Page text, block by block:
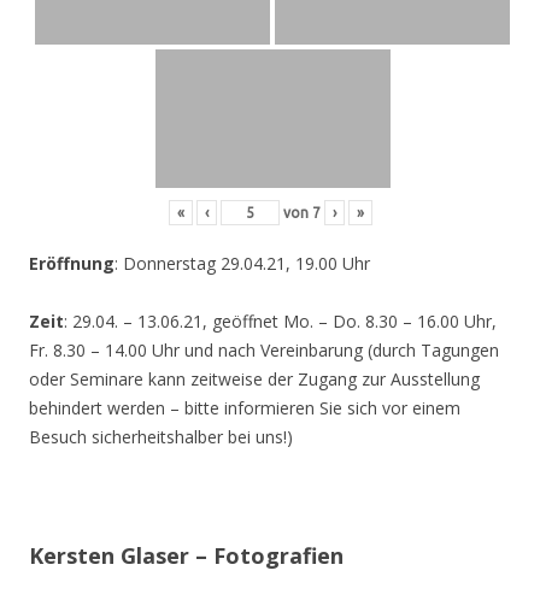
« ‹ von 7 › »
Eröffnung: Donnerstag 29.04.21, 19.00 Uhr
Zeit: 29.04. – 13.06.21, geöffnet Mo. – Do. 8.30 – 16.00 Uhr,
Fr. 8.30 – 14.00 Uhr und nach Vereinbarung (durch Tagungen
oder Seminare kann zeitweise der Zugang zur Ausstellung
behindert werden – bitte informieren Sie sich vor einem
Besuch sicherheitshalber bei uns!)
Kersten Glaser – Fotografien